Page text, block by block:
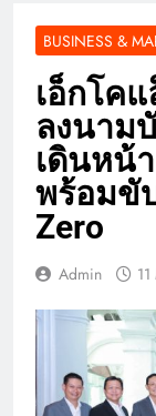
BUSINESS &
เอ็กโค
ลงนาม
เดินหน้
พร้อมขั
Zero
Admin